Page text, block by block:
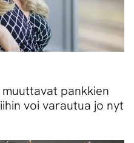
pankkien
voi varautua jo nyt